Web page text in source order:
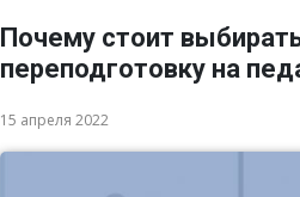
Почему стоит
переподготовку на
15 апреля 2022